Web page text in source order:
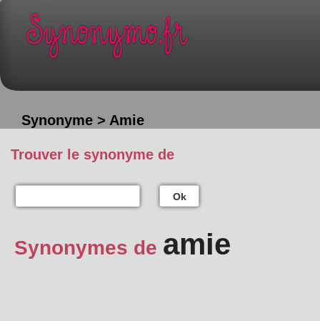
Synonyme > Amie
Trouver le synonyme de
Ok
Synonymes de amie